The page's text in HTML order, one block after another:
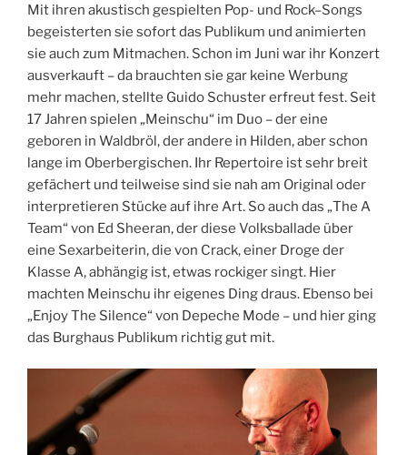
Mit ihren akustisch gespielten Pop- und Rock–Songs
begeisterten sie sofort das Publikum und animierten
sie auch zum Mitmachen. Schon im Juni war ihr Konzert
ausverkauft – da brauchten sie gar keine Werbung
mehr machen, stellte Guido Schuster erfreut fest. Seit
17 Jahren spielen „Meinschu“ im Duo – der eine
geboren in Waldbröl, der andere in Hilden, aber schon
lange im Oberbergischen. Ihr Repertoire ist sehr breit
gefächert und teilweise sind sie nah am Original oder
interpretieren Stücke auf ihre Art. So auch das „The A
Team“ von Ed Sheeran, der diese Volksballade über
eine Sexarbeiterin, die von Crack, einer Droge der
Klasse A, abhängig ist, etwas rockiger singt. Hier
machten Meinschu ihr eigenes Ding draus. Ebenso bei
„Enjoy The Silence“ von Depeche Mode – und hier ging
das Burghaus Publikum richtig gut mit.